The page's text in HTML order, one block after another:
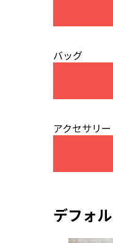
バッグ
アクセサリー
デフォ